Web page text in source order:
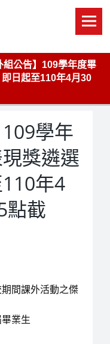
組公告】109學年度畢
日起至110年4月30
109學年
獎遴選
年4
點截
間課外活動之傑
業生